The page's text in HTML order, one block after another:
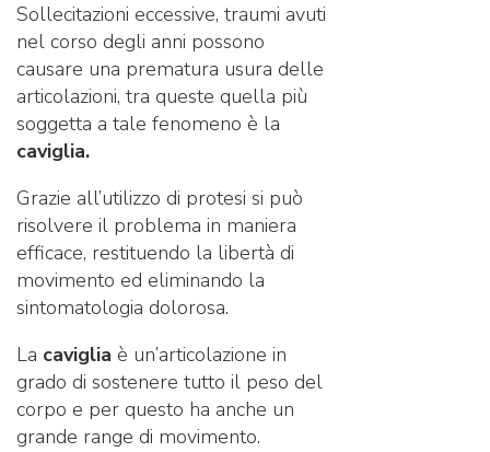
Sollecitazioni eccessive, traumi avuti
nel corso degli anni possono
causare una prematura usura delle
articolazioni, tra queste quella più
soggetta a tale fenomeno è la
caviglia.
Grazie all’utilizzo di protesi si può
risolvere il problema in maniera
efficace, restituendo la libertà di
movimento ed eliminando la
sintomatologia dolorosa.
La caviglia è un’articolazione in
grado di sostenere tutto il peso del
corpo e per questo ha anche un
grande range di movimento.